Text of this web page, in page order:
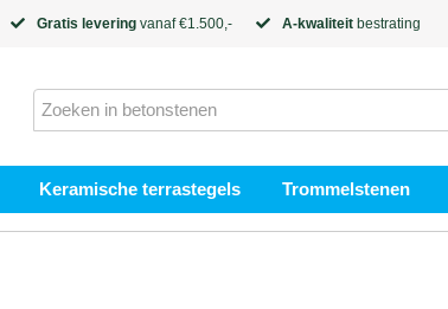
Gratis levering vanaf €1.500,- A-kwaliteit bestrating
Keramische terrastegels Trommelstenen